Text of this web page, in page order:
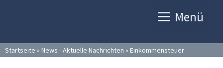
Menü
Startseite » News - Aktuelle Nachrichten » Einkommensteuer